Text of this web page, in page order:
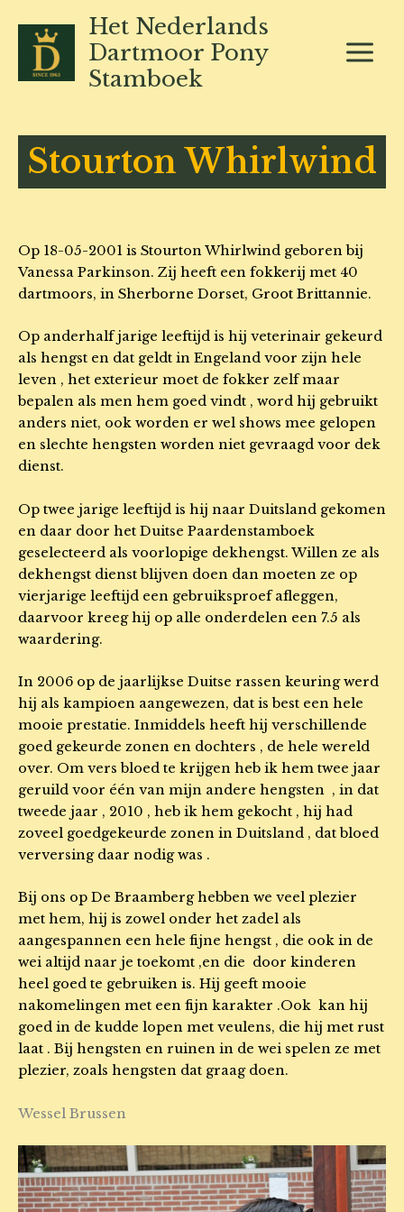
inhoud
Het Nederlands
Dartmoor Pony
Stamboek
Stourton Whirlwind
Op 18-05-2001 is Stourton Whirlwind geboren bij
Vanessa Parkinson. Zij heeft een fokkerij met 40
dartmoors, in Sherborne Dorset, Groot Brittannie.
Op anderhalf jarige leeftijd is hij veterinair gekeurd
als hengst en dat geldt in Engeland voor zijn hele
leven , het exterieur moet de fokker zelf maar
bepalen als men hem goed vindt , word hij gebruikt
anders niet, ook worden er wel shows mee gelopen
en slechte hengsten worden niet gevraagd voor dek
dienst.
Op twee jarige leeftijd is hij naar Duitsland gekomen
en daar door het Duitse Paardenstamboek
geselecteerd als voorlopige dekhengst. Willen ze als
dekhengst dienst blijven doen dan moeten ze op
vierjarige leeftijd een gebruiksproef afleggen,
daarvoor kreeg hij op alle onderdelen een 7.5 als
waardering.
In 2006 op de jaarlijkse Duitse rassen keuring werd
hij als kampioen aangewezen, dat is best een hele
mooie prestatie. Inmiddels heeft hij verschillende
goed gekeurde zonen en dochters , de hele wereld
over. Om vers bloed te krijgen heb ik hem twee jaar
geruild voor één van mijn andere hengsten , in dat
tweede jaar , 2010 , heb ik hem gekocht , hij had
zoveel goedgekeurde zonen in Duitsland , dat bloed
verversing daar nodig was .
Bij ons op De Braamberg hebben we veel plezier
met hem, hij is zowel onder het zadel als
aangespannen een hele fijne hengst , die ook in de
wei altijd naar je toekomt ,en die door kinderen
heel goed te gebruiken is. Hij geeft mooie
nakomelingen met een fijn karakter .Ook kan hij
goed in de kudde lopen met veulens, die hij met rust
laat . Bij hengsten en ruinen in de wei spelen ze met
plezier, zoals hengsten dat graag doen.
Wessel Brussen